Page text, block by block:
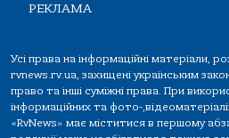
РЕКЛАМА
Усі права на інформаційні матеріали,
rvnews.rv.ua, захищені українським
право та інші суміжні права. При
інформаційних та фото-
«RvNews» має міститися в першому